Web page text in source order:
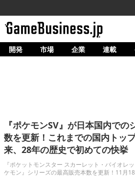
ホーム
企業動向
人材育成
産業政策
開発 市場 企業 連載
『ポケモンSV』が日本国内で
数を更新！これまでの国内トッ
来、28年の歴史で初めての快挙
『ポケットモンスター スカーレット・バイオレ
ケモン』シリーズの最高販売本数を更新！11月